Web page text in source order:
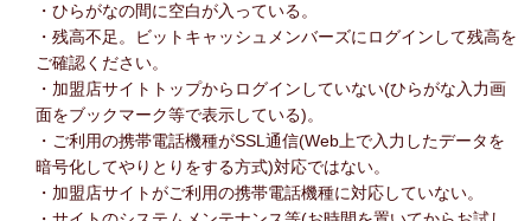
・ひらがなの間に空白が入っている。
・残高不足。ビットキャッシュメンバーズにログインして残高を
ご確認ください。
・加盟店サイトトップからログインしていない(ひらがな入力画
面をブックマーク等で表示している)。
・ご利用の携帯電話機種がSSL通信(Web上で入力したデータを
暗号化してやりとりをする方式)対応ではない。
・加盟店サイトがご利用の携帯電話機種に対応していない。